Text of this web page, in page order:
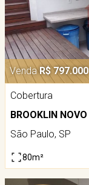
Venda R$ 797.000
Cobertura
BROOKLIN NOVO
São Paulo, SP
80m²